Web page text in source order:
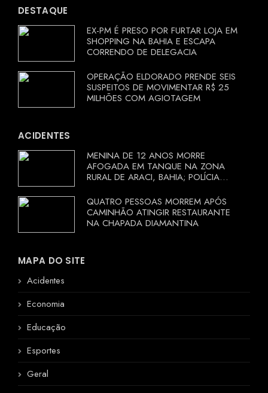
DESTAQUE
EX-PM É PRESO POR FURTAR LOJA EM
SHOPPING NA BAHIA E ESCAPA
CORRENDO DE DELEGACIA
OPERAÇÃO ELDORADO PRENDE SEIS
SUSPEITOS DE MOVIMENTAR R$ 25
MILHÕES COM AGIOTAGEM
ACIDENTES
MENINA DE 12 ANOS MORRE
AFOGADA EM TANQUE NA ZONA
RURAL DE ARACI, BAHIA; POLÍCIA
QUATRO PESSOAS MORREM APÓS
CAMINHÃO ATINGIR RESTAURANTE
NA CHAPADA DIAMANTINA
MAPA DO SITE
Acidentes
Economia
Educação
Esportes
Geral